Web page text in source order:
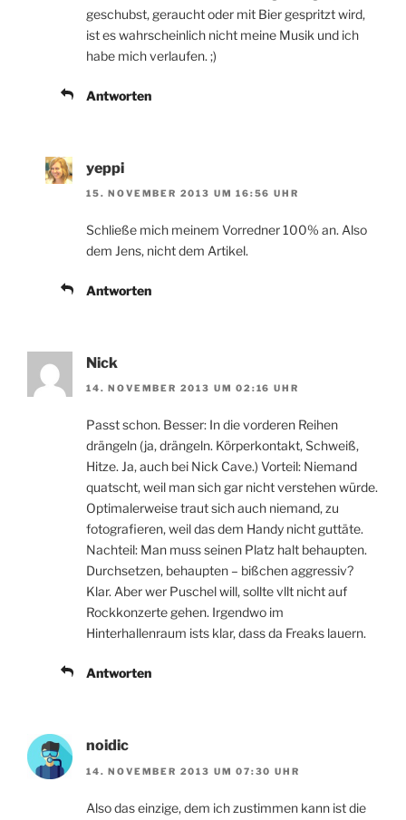
geschubst, geraucht oder mit Bier gespritzt wird,
ist es wahrscheinlich nicht meine Musik und ich
habe mich verlaufen. ;)
Antworten
yeppi
15. NOVEMBER 2013 UM 16:56 UHR
Schließe mich meinem Vorredner 100% an. Also
dem Jens, nicht dem Artikel.
Antworten
Nick
14. NOVEMBER 2013 UM 02:16 UHR
Passt schon. Besser: In die vorderen Reihen
drängeln (ja, drängeln. Körperkontakt, Schweiß,
Hitze. Ja, auch bei Nick Cave.) Vorteil: Niemand
quatscht, weil man sich gar nicht verstehen würde.
Optimalerweise traut sich auch niemand, zu
fotografieren, weil das dem Handy nicht guttäte.
Nachteil: Man muss seinen Platz halt behaupten.
Durchsetzen, behaupten – bißchen aggressiv?
Klar. Aber wer Puschel will, sollte vllt nicht auf
Rockkonzerte gehen. Irgendwo im
Hinterhallenraum ists klar, dass da Freaks lauern.
Antworten
noidic
14. NOVEMBER 2013 UM 07:30 UHR
Also das einzige, dem ich zustimmen kann ist die